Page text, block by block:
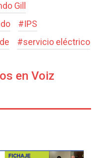
Gill
#IPS
#servicio eléctrico
en Voiz